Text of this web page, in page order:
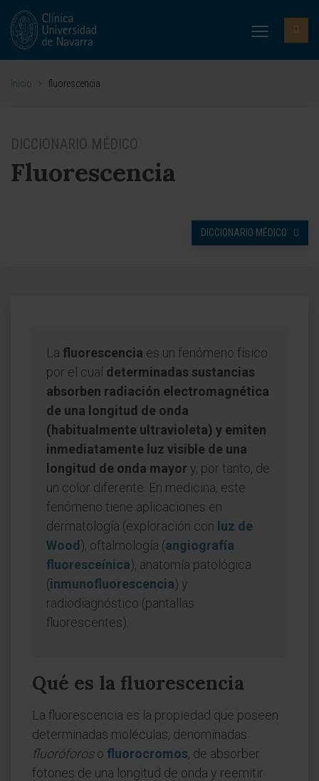
Inicio > fluorescencia
DICCIONARIO MÉDICO
Fluorescencia
DICCIONARIO MÉDICO
La fluorescencia es un fenómeno físico
por el cual determinadas sustancias
absorben radiación electromagnética
de una longitud de onda
(habitualmente ultravioleta) y emiten
inmediatamente luz visible de una
longitud de onda mayor y, por tanto, de
un color diferente. En medicina, este
fenómeno tiene aplicaciones en
dermatología (exploración con luz de
Wood ), oftalmología (angiografía
fluoresceínica), anatomía patológica
(inmunofluorescencia) y
radiodiagnóstico (pantallas
fluorescentes).
Qué es la fluorescencia
La fluorescencia es la propiedad que poseen
determinadas moléculas, denominadas
fluoróforoso fluorocromos, de absorber
fotones de una longitud de onda y reemitir